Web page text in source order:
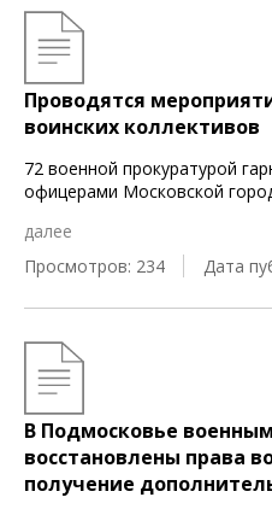
Проводятся
воинских коллективов
72 военной прокуратурой
офицерами Московской
далее
Просмотров: 234
Дата
В Подмосковье
восстановлены права
получение